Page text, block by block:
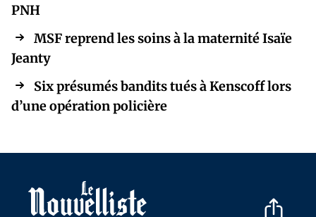
PNH
MSF reprend les soins à la maternité Isaïe
Jeanty
Six présumés bandits tués à Kenscoff lors
d’une opération policière